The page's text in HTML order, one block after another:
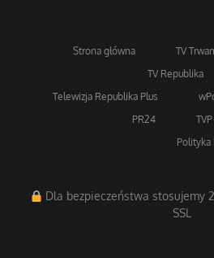
Strona główna TV
TV Republika
Telewizja Republika Plus
PR24
Polityka
Dla bezpieczeństwa stosujemy
SSL